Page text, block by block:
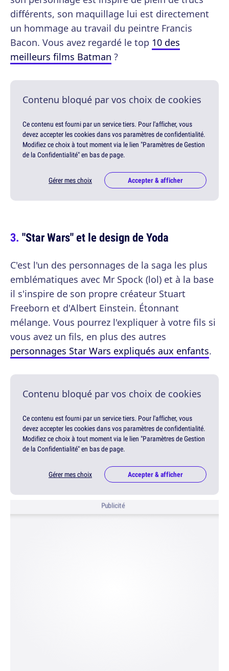
différents, son maquillage lui est directement
un hommage au travail du peintre Francis
Bacon. Vous avez regardé le top 10 des
meilleurs films Batman ?
Contenu bloqué par vos choix de cookies
Ce contenu est fourni par un service tiers. Pour l'afficher, vous
devez accepter les cookies dans vos paramètres de confidentialité.
Modifiez ce choix à tout moment via le lien "Paramètres de Gestion
de la Confidentialité" en bas de page.
Gérer mes choix Accepter & afficher
"Star Wars" et le design de Yoda
C'est l'un des personnages de la saga les plus
emblématiques avec Mr Spock (lol) et à la base
il s'inspire de son propre créateur Stuart
Freeborn et d'Albert Einstein. Étonnant
mélange. Vous pourrez l'expliquer à votre fils si
vous avez un fils, en plus des autres
personnages Star Wars expliqués aux enfants.
Contenu bloqué par vos choix de cookies
Ce contenu est fourni par un service tiers. Pour l'afficher, vous
devez accepter les cookies dans vos paramètres de confidentialité.
Modifiez ce choix à tout moment via le lien "Paramètres de Gestion
de la Confidentialité" en bas de page.
Gérer mes choix Accepter & afficher
Publicité